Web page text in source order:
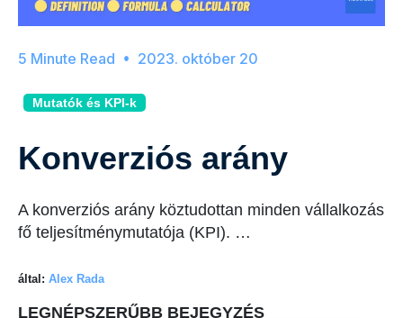
2023. október 20
Mutatók és KPI-k
Konverziós arány
A konverziós arány köztudottan minden vállalkozás
fő teljesítménymutatója (KPI). …
által: Alex Rada
LEGNÉPSZERŰBB BEJEGYZÉS